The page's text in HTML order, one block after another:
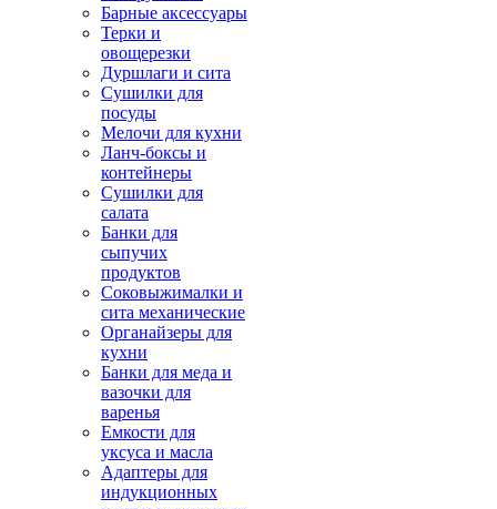
Барные аксессуары
Терки и
овощерезки
Дуршлаги и сита
Сушилки для
посуды
Мелочи для кухни
Ланч-боксы и
контейнеры
Сушилки для
салата
Банки для
сыпучих
продуктов
Соковыжималки и
сита механические
Органайзеры для
кухни
Банки для меда и
вазочки для
варенья
Емкости для
уксуса и масла
Адаптеры для
индукционных